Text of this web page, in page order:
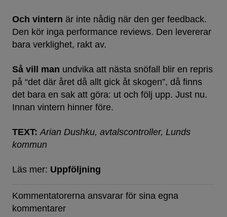
Och vintern är inte nådig när den ger feedback.
Den kör inga performance reviews. Den levererar
bara verklighet, rakt av.
Så vill man undvika att nästa snöfall blir en repris
på “det där året då allt gick åt skogen”, då finns
det bara en sak att göra: ut och följ upp. Just nu.
Innan vintern hinner före.
TEXT: Arian Dushku, avtalscontroller, Lunds
kommun
Läs mer: Uppföljning
Kommentatorerna ansvarar för sina egna
kommentarer